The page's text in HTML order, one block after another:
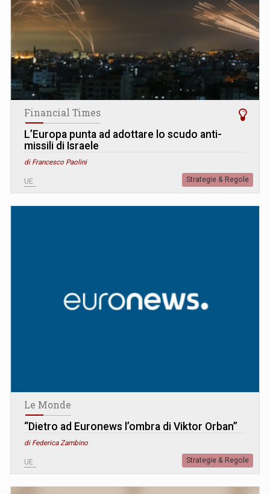
Financial Times
L’Europa punta ad adottare lo scudo anti-
missili di Israele
di Francesco Paolini
UE Strategie & Regole
Le Monde
“Dietro ad Euronews l’ombra di Viktor Orban”
di Federica Zambino
UE Strategie & Regole